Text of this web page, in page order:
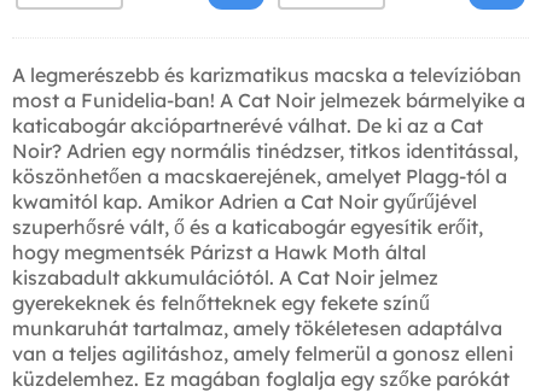
A legmerészebb és karizmatikus macska a televízióban
most a Funidelia-ban! A Cat Noir jelmezek bármelyike a
katicabogár akciópartnerévé válhat. De ki az a Cat
Noir? Adrien egy normális tinédzser, titkos identitással,
köszönhetően a macskaerejének, amelyet Plagg-tól a
kwamitól kap. Amikor Adrien a Cat Noir gyűrűjével
szuperhősré vált, ő és a katicabogár egyesítik erőit,
hogy megmentsék Párizst a Hawk Moth által
kiszabadult akkumulációtól. A Cat Noir jelmez
gyerekeknek és felnőtteknek egy fekete színű
munkaruhát tartalmaz, amely tökéletesen adaptálva
van a teljes agilitáshoz, amely felmerül a gonosz elleni
küzdelemhez. Ez magában foglalja egy szőke parókát